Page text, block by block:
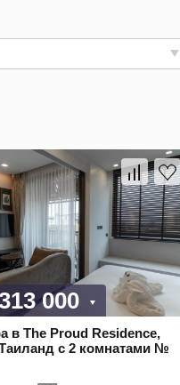
000
в The Proud Residence,
с 2 комнатами №